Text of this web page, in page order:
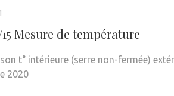
Mesure de température
t° intérieure (serre non-fermée)
2020